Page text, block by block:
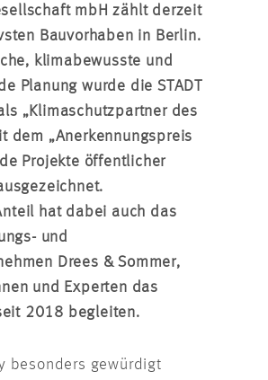
mbH zählt derzeit
Bauvorhaben in Berlin.
klimabewusste und
Planung wurde die STADT
„Klimaschutzpartner des
dem „Anerkennungspreis
Projekte öffentlicher
hat dabei auch das
und
Drees & Sommer,
und Experten das
2018 begleiten.
besonders gewürdigt